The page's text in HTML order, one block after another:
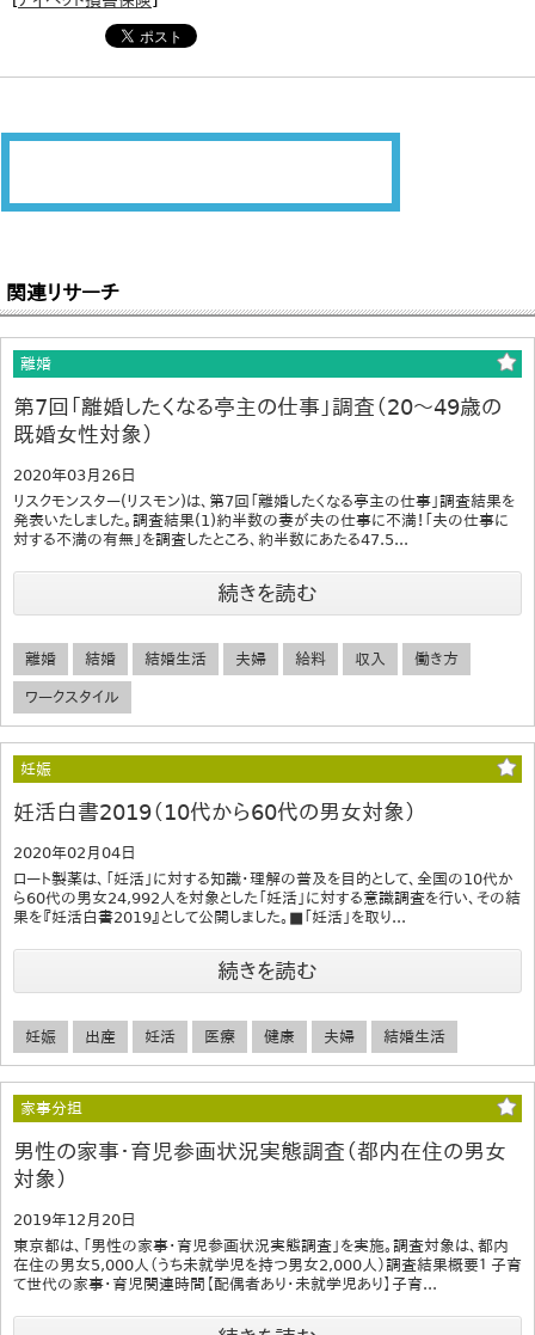
関連リサーチ
離婚
第7回「離婚したくなる亭主の仕事」調査（20～49歳の
既婚女性対象）
2020年03月26日
リスクモンスター(リスモン)は、第7回「離婚したくなる亭主の仕事」調査結果を
発表いたしました。調査結果(1)約半数の妻が夫の仕事に不満！「夫の仕事に
対する不満の有無」を調査したところ、約半数にあたる47.5...
続きを読む
離婚 結婚 結婚生活 夫婦 給料 収入 働き方
ワークスタイル
妊娠
妊活白書2019（10代から60代の男女対象）
2020年02月04日
ロート製薬は、「妊活」に対する知識・理解の普及を目的として、全国の10代か
ら60代の男女24,992人を対象とした「妊活」に対する意識調査を行い、その結
果を『妊活白書2019』として公開しました。■「妊活」を取り...
続きを読む
妊娠 出産 妊活 医療 健康 夫婦 結婚生活
家事分担
男性の家事・育児参画状況実態調査（都内在住の男女
対象）
2019年12月20日
東京都は、「男性の家事・育児参画状況実態調査」を実施。調査対象は、都内
在住の男女5,000人（うち未就学児を持つ男女2,000人）調査結果概要１ 子育
て世代の家事・育児関連時間【配偶者あり・未就学児あり】子育...